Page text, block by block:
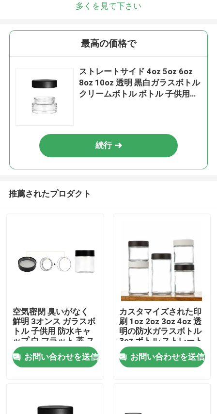
家
ビデオ
多くを見て下さい
最高の価格で
ストレートサイド 4oz 5oz 6oz
8oz 10oz 透明 黒白ガラスボトル
クリームボトル ボトル 子供用キ
続行
推薦されたプロダクト
空気密閉 臭いがなく
鮮明 3オンス ガラスボ
トル 子供用 防水キャ
ップ 白 フラット 蓋 ス
ムーズ カスタム ロゴ
お問い合わせを送信
カスタマイズされた印
刷 1oz 2oz 3oz 4oz 透
明の防水ガラスボトル
3oz ボトル ストレート
サイドガラス 子供耐性
キャップ Cr ボトル
お問い合わせを送信